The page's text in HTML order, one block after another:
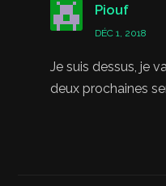
Piouf
DÉC 1, 2018
Je suis dessus, je
deux prochaines